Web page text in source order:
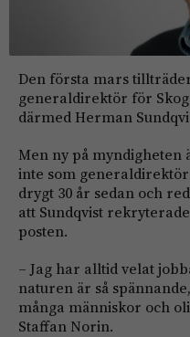
Den första mars
generaldirektör för
därmed Herman
Men ny på myndigheten
inte som
drygt 30 år sedan och
att Sundqvist
posten.
– Jag har alltid velat
naturen är så
många människor och
Staffan Norin.